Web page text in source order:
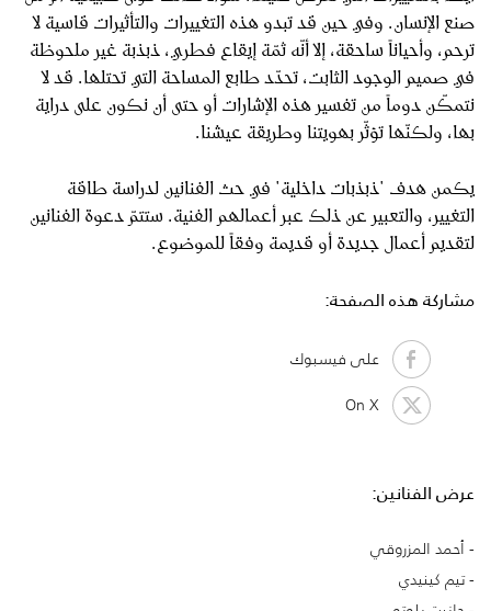
صنع الإنسان. وفي حين قد تبدو هذه التغييرات والتأثيرات قاسية لا
ترحم، وأحياناً ساحقة، إلا أنّه ثمّة إيقاع فطري، ذبذبة غير ملحوظة
في صميم الوجود الثابت، تحدّد طابع المساحة التي تحتلها. قد لا
نتمكّن دوماً من تفسير هذه الإشارات أو حتى أن نكون على دراية
بها، ولكنّها تؤثّر بهويتنا وطريقة عيشنا.
يكمن هدف "ذبذبات داخلية" في حث الفنانين لدراسة طاقة
التغيير، والتعبير عن ذلك عبر أعمالهم الفنية. ستتمّ دعوة الفنانين
لتقديم أعمال جديدة أو قديمة وفقاً للموضوع.
مشاركة هذه الصفحة:
على فيسبوك
عرض الفنانين:
أحمد المزروقي
تيم كينيدي